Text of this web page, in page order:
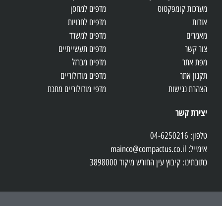
מערכות קומפקטוס
אודות
מאמרים
צור קשר
מפת אתר
תקנון אתר
הצהרת נגישות
מדפים למחסן
מדפים לחנויות
מדפים למשרד
מדפים תעשייתיים
מדפים מברזל
מדפים מודולוריים
מדפי מודולוריים מתכת
יצירת קשר
טלפון: 04-6250216
אימייל: mainco@compactus.co.il
כתובתינו: קיבוץ עין החורש מיקוד 3898000